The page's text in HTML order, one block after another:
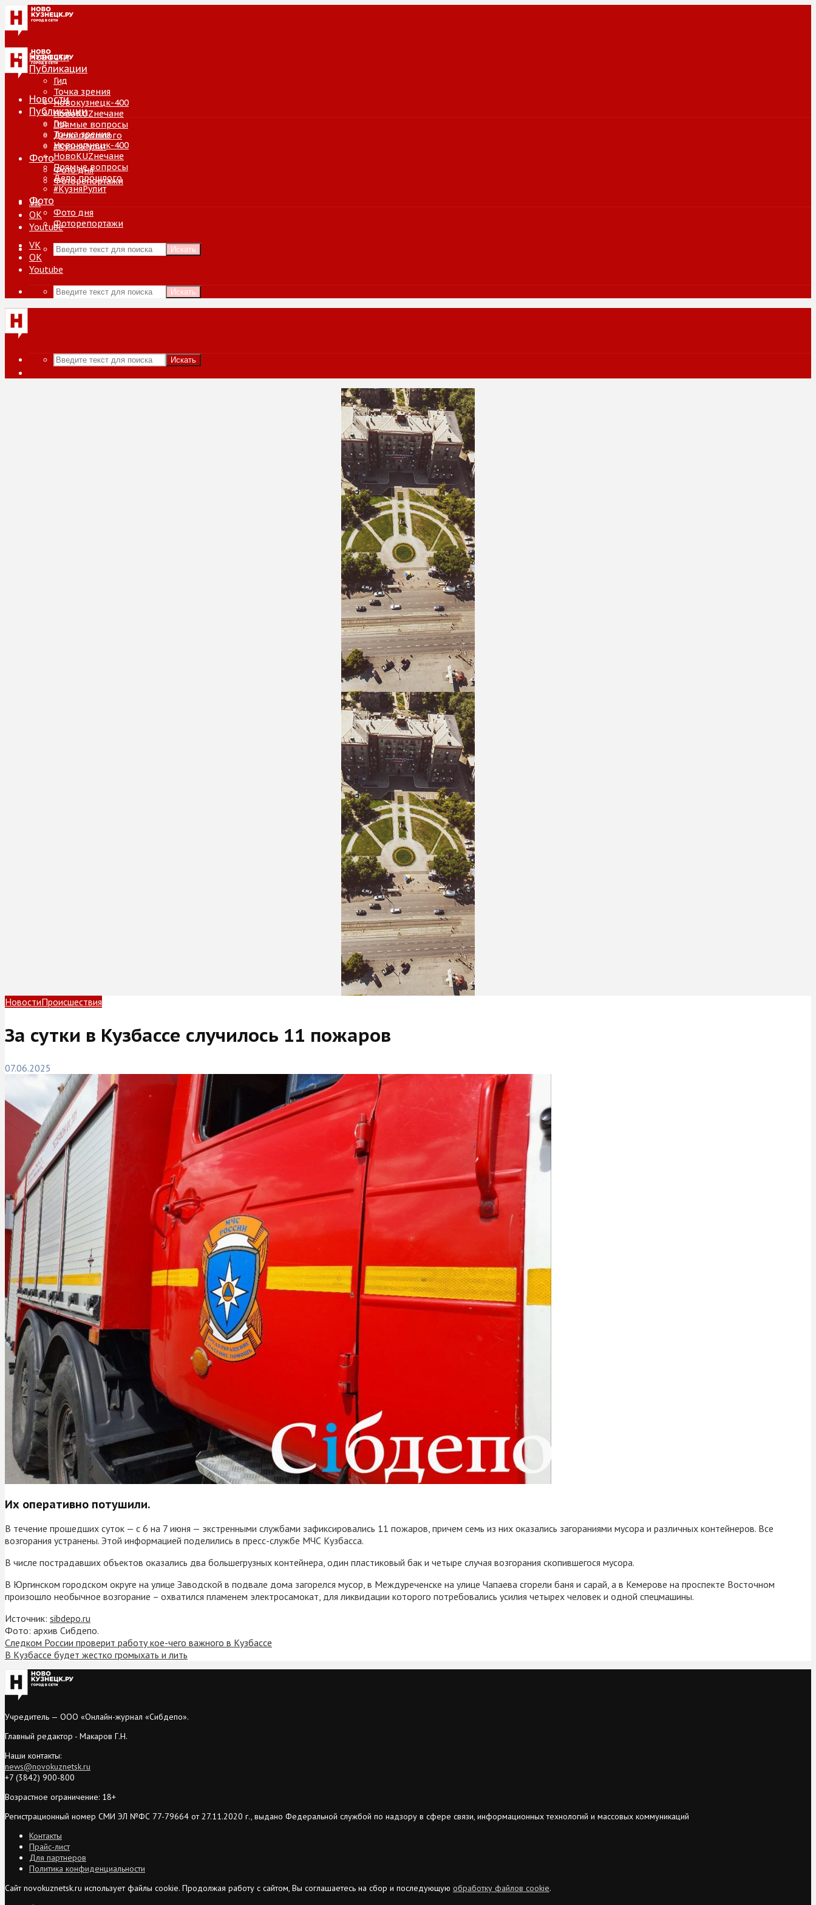
Новости
Публикации
Гид
Точка зрения
Новокузнецк-400
НовоKUZнечане
Прямые вопросы
Дело прошлого
#КузняРулит
Фото
Фото дня
Фоторепортажи
VK
ОК
Youtube
Искать
Новости
Публикации
Гид
Точка зрения
Новокузнецк-400
НовоKUZнечане
Прямые вопросы
Дело прошлого
#КузняРулит
Фото
Фото дня
Фоторепортажи
VK
ОК
Youtube
Искать
Искать
НовостиПроисшествия
За сутки в Кузбассе случилось 11 пожаров
07.06.2025
Их оперативно потушили.
В течение прошедших суток — с 6 на 7 июня — экстренными службами зафиксировались 11 пожаров, причем семь из них оказались загораниями мусора и различных контейнеров. Все
возгорания устранены. Этой информацией поделились в пресс-службе МЧС Кузбасса.
В числе пострадавших объектов оказались два большегрузных контейнера, один пластиковый бак и четыре случая возгорания скопившегося мусора.
В Юргинском городском округе на улице Заводской в подвале дома загорелся мусор, в Междуреченске на улице Чапаева сгорели баня и сарай, а в Кемерове на проспекте Восточном
произошло необычное возгорание – охватился пламенем электросамокат, для ликвидации которого потребовались усилия четырех человек и одной спецмашины.
Источник: sibdepo.ru
Фото: архив Сибдепо.
Следком России проверит работу кое-чего важного в Кузбассе
В Кузбассе будет жестко громыхать и лить
Учредитель — ООО «Онлайн-журнал «Сибдепо».
Главный редактор - Макаров Г.Н.
Наши контакты:
news@novokuznetsk.ru
+7 (3842) 900-800
Возрастное ограничение: 18+
Регистрационный номер СМИ ЭЛ №ФС 77-79664 от 27.11.2020 г., выдано Федеральной службой по надзору в сфере связи, информационных технологий и массовых коммуникаций
Контакты
Прайс-лист
Для партнеров
Политика конфиденциальности
Сайт novokuznetsk.ru использует файлы cookie. Продолжая работу с сайтом, Вы соглашаетесь на сбор и последующую обработку файлов cookie.